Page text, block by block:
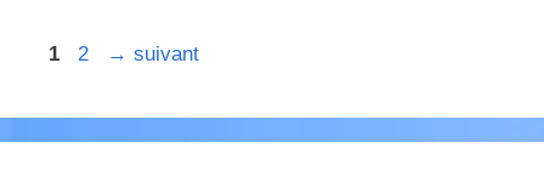
Page
1 Page
2 → suivant